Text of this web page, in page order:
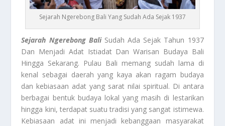
Sejarah Ngerebong Bali Yang Sudah Ada Sejak 1937
Sejarah Ngerebong BaliSudah Ada Sejak Tahun 1937
Dan Menjadi Adat Istiadat Dan Warisan Budaya Bali
Hingga Sekarang. Pulau Bali memang sudah lama di
kenal sebagai daerah yang kaya akan ragam budaya
dan kebiasaan adat yang sarat nilai spiritual. Di antara
berbagai bentuk budaya lokal yang masih di lestarikan
hingga kini, terdapat suatu tradisi yang sangat istimewa.
Kebiasaan adat ini menjadi kebanggaan masyarakat